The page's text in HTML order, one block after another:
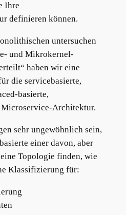
Ihre
definieren können.
untersuchen
und Mikrokernel-
haben wir eine
die servicebasierte,
basierte,
Architektur.
sehr ungewöhnlich sein,
einer davon, aber
Topologie finden, wie
Klassifizierung für: